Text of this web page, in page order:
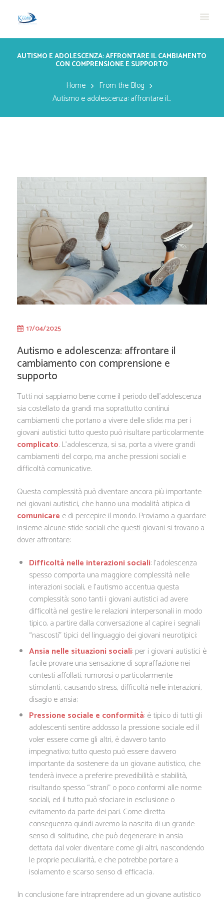
AUTISMO E ADOLESCENZA: AFFRONTARE IL CAMBIAMENTO
CON COMPRENSIONE E SUPPORTO
Home
From the Blog
Autismo e adolescenza: affrontare il...
17/04/2025
Autismo e adolescenza: affrontare il
cambiamento con comprensione e
supporto
Tutti noi sappiamo bene come il periodo dell’adolescenza
sia costellato da grandi ma soprattutto continui
cambiamenti che portano a vivere delle sfide; ma per i
giovani autistici tutto questo può risultare particolarmente
complicato. L’adolescenza, si sa, porta a vivere grandi
cambiamenti del corpo, ma anche pressioni sociali e
difficoltà comunicative.
Questa complessità può diventare ancora più importante
nei giovani autistici, che hanno una modalità atipica di
comunicare e di percepire il mondo. Proviamo a guardare
insieme alcune sfide sociali che questi giovani si trovano a
dover affrontare:
Difficoltà nelle interazioni sociali: l’adolescenza
spesso comporta una maggiore complessità nelle
interazioni sociali, e l’autismo accentua questa
complessità; sono tanti i giovani autistici ad avere
difficoltà nel gestire le relazioni interpersonali in modo
tipico, a partire dalla conversazione al capire i segnali
“nascosti” tipici del linguaggio dei giovani neurotipici;
Ansia nelle situazioni sociali: per i giovani autistici è
facile provare una sensazione di sopraffazione nei
contesti affollati, rumorosi o particolarmente
stimolanti, causando stress, difficoltà nelle interazioni,
disagio e ansia;
Pressione sociale e conformità: è tipico di tutti gli
adolescenti sentire addosso la pressione sociale ed il
voler essere come gli altri, è davvero tanto
impegnativo; tutto questo può essere davvero
importante da sostenere da un giovane autistico, che
tenderà invece a preferire prevedibilità e stabilità,
risultando spesso “strani” o poco conformi alle norme
sociali, ed il tutto può sfociare in esclusione o
evitamento da parte dei pari. Come diretta
conseguenza quindi avremo la nascita di un grande
senso di solitudine, che può degenerare in ansia
dettata dal voler diventare come gli altri, nascondendo
le proprie peculiarità, e che potrebbe portare a
isolamento e scarso senso di efficacia.
In conclusione fare intraprendere ad un giovane autistico